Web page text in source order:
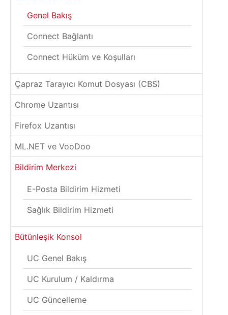
Genel Bakış
Connect Bağlantı
Connect Hüküm ve Koşulları
Çapraz Tarayıcı Komut Dosyası (CBS)
Chrome Uzantısı
Firefox Uzantısı
ML.NET ve VooDoo
Bildirim Merkezi
E-Posta Bildirim Hizmeti
Sağlık Bildirim Hizmeti
Bütünleşik Konsol
UC Genel Bakış
UC Kurulum / Kaldırma
UC Güncelleme